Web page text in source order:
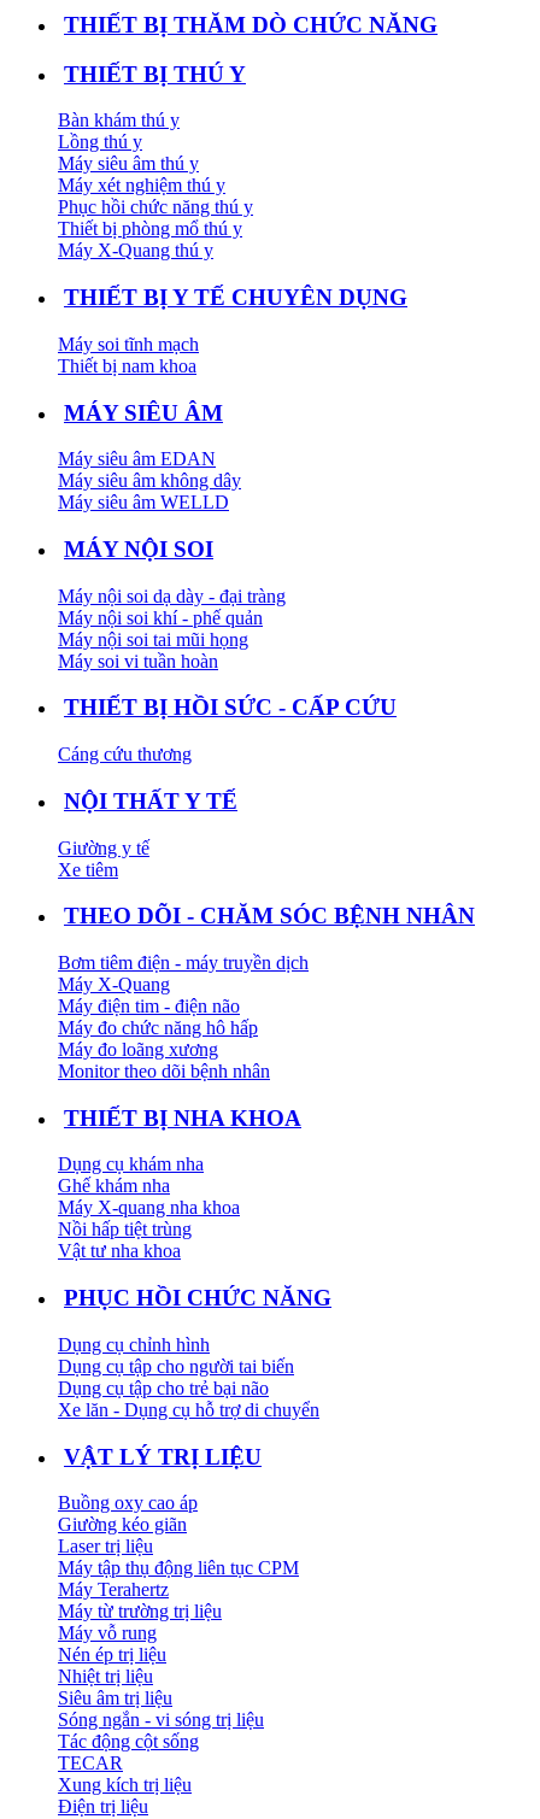
THIẾT BỊ THĂM DÒ CHỨC NĂNG
THIẾT BỊ THÚ Y
Bàn khám thú y
Lồng thú y
Máy siêu âm thú y
Máy xét nghiệm thú y
Phục hồi chức năng thú y
Thiết bị phòng mổ thú y
Máy X-Quang thú y
THIẾT BỊ Y TẾ CHUYÊN DỤNG
Máy soi tĩnh mạch
Thiết bị nam khoa
MÁY SIÊU ÂM
Máy siêu âm EDAN
Máy siêu âm không dây
Máy siêu âm WELLD
MÁY NỘI SOI
Máy nội soi dạ dày - đại tràng
Máy nội soi khí - phế quản
Máy nội soi tai mũi họng
Máy soi vi tuần hoàn
THIẾT BỊ HỒI SỨC - CẤP CỨU
Cáng cứu thương
NỘI THẤT Y TẾ
Giường y tế
Xe tiêm
THEO DÕI - CHĂM SÓC BỆNH NHÂN
Bơm tiêm điện - máy truyền dịch
Máy X-Quang
Máy điện tim - điện não
Máy đo chức năng hô hấp
Máy đo loãng xương
Monitor theo dõi bệnh nhân
THIẾT BỊ NHA KHOA
Dụng cụ khám nha
Ghế khám nha
Máy X-quang nha khoa
Nồi hấp tiệt trùng
Vật tư nha khoa
PHỤC HỒI CHỨC NĂNG
Dụng cụ chỉnh hình
Dụng cụ tập cho người tai biến
Dụng cụ tập cho trẻ bại não
Xe lăn - Dụng cụ hỗ trợ di chuyển
VẬT LÝ TRỊ LIỆU
Buồng oxy cao áp
Giường kéo giãn
Laser trị liệu
Máy tập thụ động liên tục CPM
Máy Terahertz
Máy từ trường trị liệu
Máy vỗ rung
Nén ép trị liệu
Nhiệt trị liệu
Siêu âm trị liệu
Sóng ngắn - vi sóng trị liệu
Tác động cột sống
TECAR
Xung kích trị liệu
Điện trị liệu